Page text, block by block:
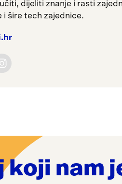
dijeliti znanje i rasti
i šire tech zajednice.
koji nam